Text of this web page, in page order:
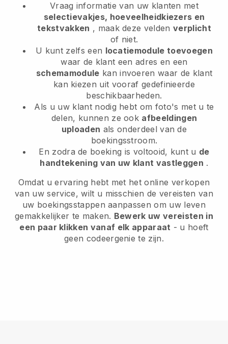
Vraag informatie van uw klanten met
selectievakjes, hoeveelheidkiezers en
tekstvakken , maak deze veldenverplicht
of niet.
U kunt zelfs een locatiemodule toevoegen
waar de klant een adres en een
schemamodule kan invoeren waar de klant
kan kiezen uit vooraf gedefinieerde
beschikbaarheden.
Als u uw klant nodig hebt om foto's met u te
delen, kunnen ze ook afbeeldingen
uploaden als onderdeel van de
boekingsstroom.
En zodra de boeking is voltooid, kunt u de
handtekening van uw klant vastleggen .
Omdat u ervaring hebt met het online verkopen
van uw service, wilt u misschien de vereisten van
uw boekingsstappen aanpassen om uw leven
gemakkelijker te maken. Bewerk uw vereisten in
een paar klikken vanaf elk apparaat - u hoeft
geen codeergenie te zijn.